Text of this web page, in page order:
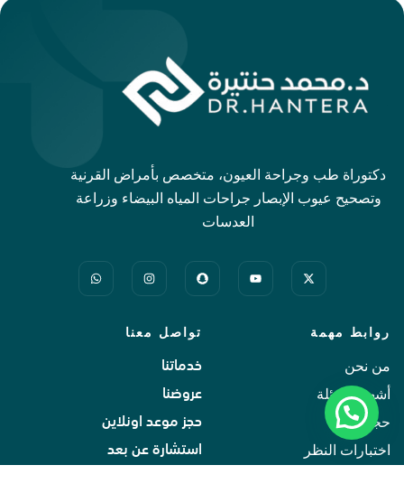
دكتوراة طب وجراحة العيون، متخصص بأمراض القرنية
وتصحيح عيوب الإبصار جراحات المياه البيضاء وزراعة
العدسات
روابط مهمة
من نحن
أشهر الاسئلة
حجز موعد
اختبارات النظر
تواصل معنا
خدماتنا
عروضنا
حجز موعد اونلاين
استشارة عن بعد